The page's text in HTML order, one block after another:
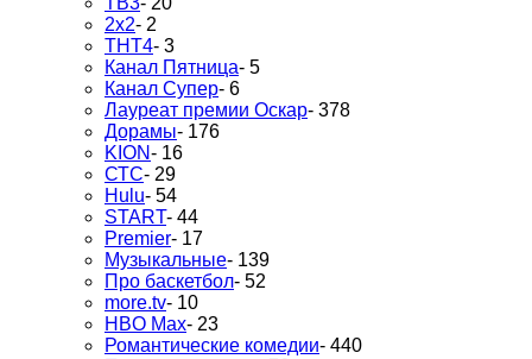
2х2- 2
ТНТ4- 3
Канал Пятница- 5
Канал Супер- 6
Лауреат премии Оскар- 378
Дорамы- 176
KION- 16
СТС- 29
Hulu- 54
START- 44
Premier- 17
Музыкальные- 139
Про баскетбол- 52
more.tv- 10
HBO Max- 23
Романтические комедии- 440